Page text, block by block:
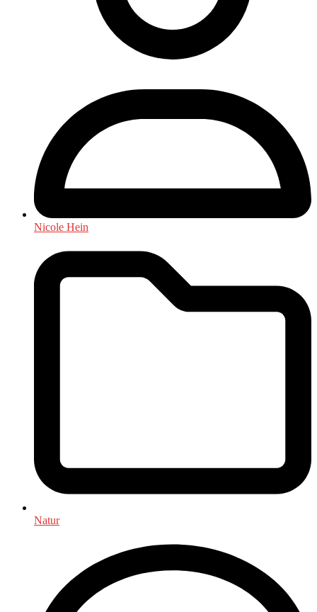
Nicole Hein
Natur